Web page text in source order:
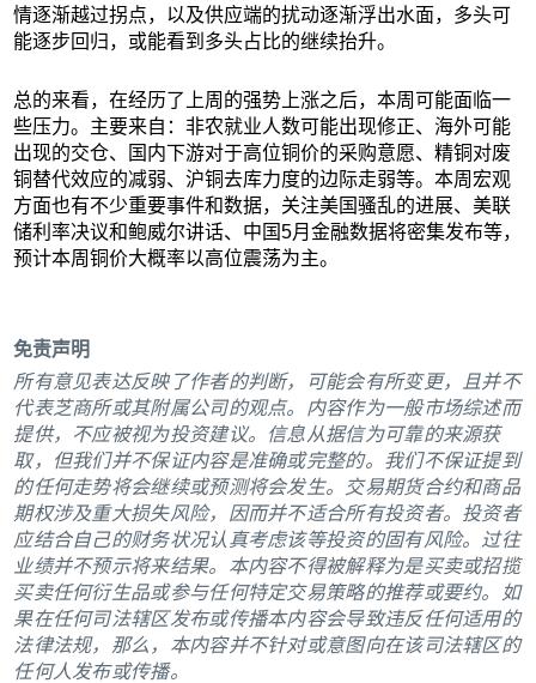
情逐渐越过拐点，以及供应端的扰动逐渐浮出水面，多头可
能逐步回归，或能看到多头占比的继续抬升。
总的来看，在经历了上周的强势上涨之后，本周可能面临一
些压力。主要来自：非农就业人数可能出现修正、海外可能
出现的交仓、国内下游对于高位铜价的采购意愿、精铜对废
铜替代效应的减弱、沪铜去库力度的边际走弱等。本周宏观
方面也有不少重要事件和数据，关注美国骚乱的进展、美联
储利率决议和鲍威尔讲话、中国5月金融数据将密集发布等，
预计本周铜价大概率以高位震荡为主。
免责声明
所有意见表达反映了作者的判断，可能会有所变更，且并不
代表芝商所或其附属公司的观点。内容作为一般市场综述而
提供，不应被视为投资建议。信息从据信为可靠的来源获
取，但我们并不保证内容是准确或完整的。我们不保证提到
的任何走势将会继续或预测将会发生。交易期货合约和商品
期权涉及重大损失风险，因而并不适合所有投资者。投资者
应结合自己的财务状况认真考虑该等投资的固有风险。过往
业绩并不预示将来结果。本内容不得被解释为是买卖或招揽
买卖任何衍生品或参与任何特定交易策略的推荐或要约。如
果在任何司法辖区发布或传播本内容会导致违反任何适用的
法律法规，那么，本内容并不针对或意图向在该司法辖区的
任何人发布或传播。